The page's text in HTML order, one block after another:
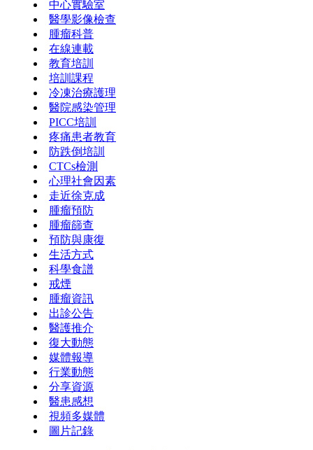
中心實驗室
醫學影像檢查
腫瘤科普
在線連載
教育培訓
培訓課程
冷凍治療護理
醫院感染管理
PICC培訓
疼痛患者教育
防跌倒培訓
CTCs檢測
心理社會因素
走近徐克成
腫瘤預防
腫瘤篩查
預防與康復
生活方式
科學食譜
戒煙
腫瘤資訊
出診公告
醫護推介
復大動態
媒體報導
行業動態
分享資源
醫患感想
視頻多媒體
圖片記錄